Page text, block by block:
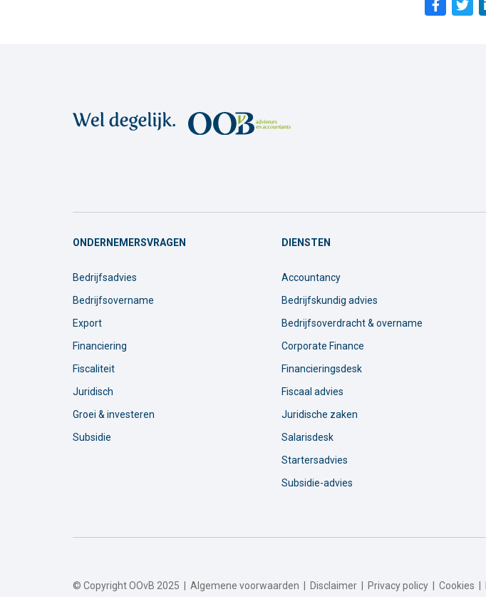
ONDERNEMERSVRAGEN
Bedrijfsadvies
Bedrijfsovername
Export
Financiering
Fiscaliteit
Juridisch
Groei & investeren
Subsidie
DIENSTEN
Accountancy
Bedrijfskundig advies
Bedrijfsoverdracht & overname
Corporate Finance
Financieringsdesk
Fiscaal advies
Juridische zaken
Salarisdesk
Startersadvies
Subsidie-advies
© Copyright OOvB 2025 | Algemene voorwaarden Disclaimer Privacy policy Cookies